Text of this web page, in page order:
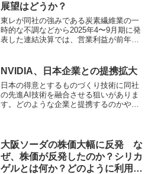
展望はどうか？
東レが同社の強みである炭素繊維業の一
時的な不調などから2025年4〜9月期に発
表した連結決算では、営業利益が前年同
ができます。
NVIDIA、日本企業との提携拡大
日本の得意とするものづくり技術に同社
の先進AI技術を融合させる狙いがありま
す。どのような企業と提携するのかや日
大阪ソーダの株価大幅に反発 な
ぜ、株価が反発したのか？シリカ
ゲルとは何か？どのように利用さ